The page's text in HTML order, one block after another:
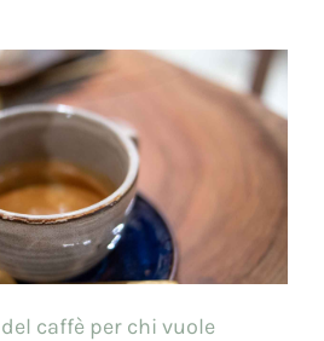
caffè per chi vuole